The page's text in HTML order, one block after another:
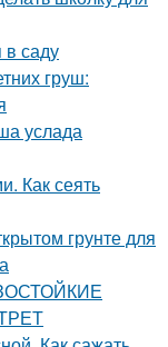
саду
груш:
услада
Как сеять
грунте для